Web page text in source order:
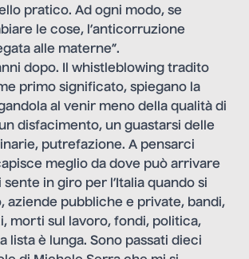
pratico. Ad ogni modo, se
le cose, l’anticorruzione
alle materne”.
dopo. Il whistleblowing tradito
primo significato, spiegano la
al venir meno della qualità di
disfacimento, un guastarsi delle
putrefazione. A pensarci
meglio da dove può arrivare
in giro per l’Italia quando si
aziende pubbliche e private, bandi,
morti sul lavoro, fondi, politica,
lista è lunga. Sono passati dieci